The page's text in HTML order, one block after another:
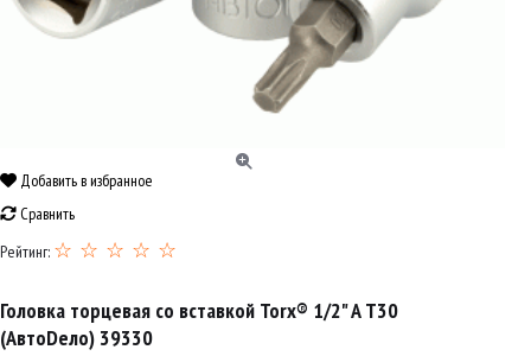
Добавить в избранное
Сравнить
Рейтинг: ☆ ☆ ☆ ☆ ☆
Головка торцевая со вставкой Torx® 1/2" A Т30
(АвтоDело) 39330